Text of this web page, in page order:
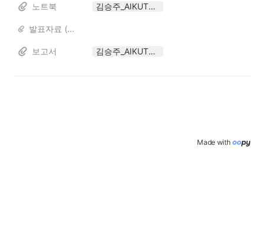
노트북 김승주_AIKUTHON4.ipynb
발표자료 (해당자만)
보고서 김승주_AIKUTHON4.pdf
Made with